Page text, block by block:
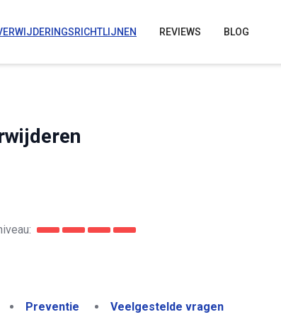
REVIEWS BLOG
Preventie Veelgestelde vragen